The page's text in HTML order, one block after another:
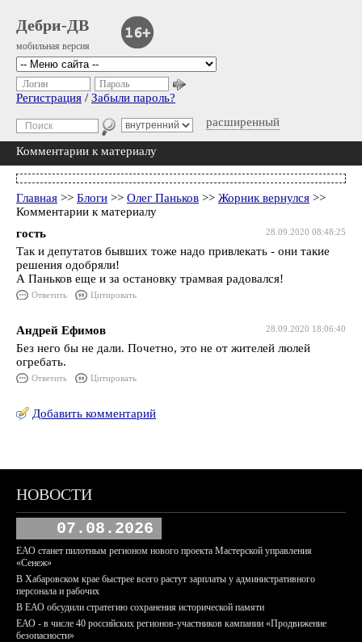
Дебри-ДВ
мобильная версия
расширенный
Логин Пароль
Регистрация / Забыли пароль?
Комментарии к материалу
Главная >> Блоги >> Олег Паньков >> Жорник вернулся >>
Комментарии к материалу
28.09.2020 08:48:25
гость
Так и депутатов бывших тоже надо привлекать - они такие
решения одобряли!
А Паньков еще и за остановку трамвая радовался!
Ответить Цитировать
28.09.2020 18:06:40
Андрей Ефимов
Без него бы не дали. Почетно, это не от жителей люлей
огребать.
Ответить Цитировать
Добавить комментарий
НОВОСТИ
07.08.2026
ЕАО станет пилотным регионом нового проекта Мастерской управления
«Сенеж»
В Хабаровском крае быстрее всего растут зарплаты у административного
персонала и рабочих
В ЕАО обсудили стратегию сохранения исторической памяти
ЕАО - в числе 40 российских регионов-участников кампании «Продвижение
безопасности»